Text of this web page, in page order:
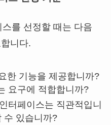
를 선정할 때는 다음
니다.
한 기능을 제공합니까?
요구에 적합합니까?
터페이스는 직관적입니
수 있습니까?